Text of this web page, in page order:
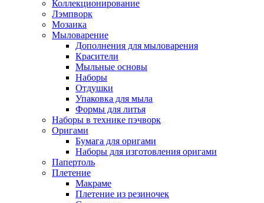
Коллекционирование
Лэмпворк
Мозаика
Мыловарение
Дополнения для мыловарения
Красители
Мыльные основы
Наборы
Отдушки
Упаковка для мыла
Формы для литья
Наборы в технике пэчворк
Оригами
Бумага для оригами
Наборы для изготовления оригами
Папертоль
Плетение
Макраме
Плетение из резиночек